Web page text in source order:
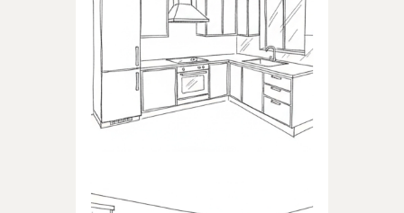
KUCHNIA
Produkty dedykowane do
kuchni